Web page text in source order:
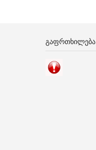
ᲒᲐᲤᲠᲗᲮᲘᲚᲔᲑᲐ